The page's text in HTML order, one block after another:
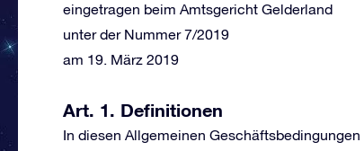
eingetragen beim Amtsgericht Gelderland
unter der Nummer 7/2019
am 19. März 2019
Art. 1. Definitionen
In diesen Allgemeinen